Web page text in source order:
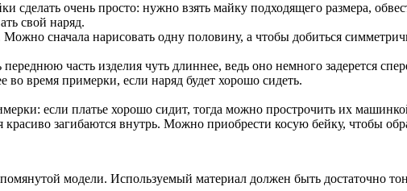
очень просто: нужно взять майку подходящего размера,
свой наряд.
сначала нарисовать одну половину, а чтобы добиться
часть изделия чуть длиннее, ведь оно немного задерется
время примерки, если наряд будет хорошо сидеть.
если платье хорошо сидит, тогда можно прострочить их
красиво загибаются внутрь. Можно приобрести косую бейку, чтобы
модели. Используемый материал должен быть достаточно